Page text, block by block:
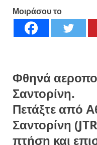
Μοιράσου το
Φθηνά
Σαντορίνη.
Πετάξτε από
Σαντορίνη
πτήση και